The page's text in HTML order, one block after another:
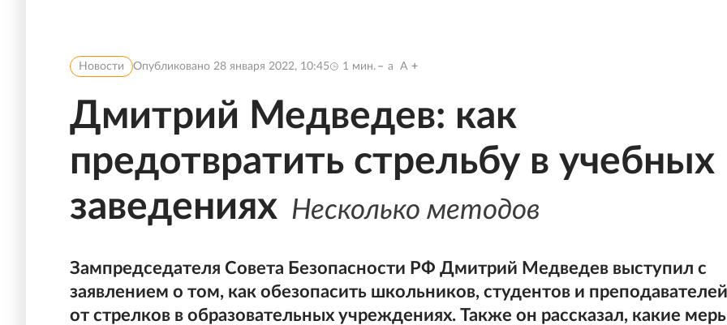
Новости Опубликовано 28 января 2022, 10:45 1 мин. a A
Дмитрий Медведев: как
предотвратить стрельбу в учебных
заведениях Несколько методов
Зампредседателя Совета Безопасности РФ Дмитрий Медведев выступил с
заявлением о том, как обезопасить школьников, студентов и преподавателей
от стрелков в образовательных учреждениях. Также он рассказал, какие